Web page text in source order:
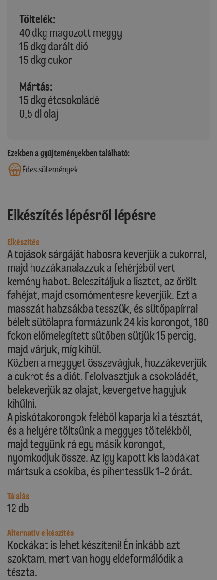
Töltelék:
40 dkg magozott meggy
15 dkg darált dió
15 dkg cukor
Mártás:
15 dkg étcsokoládé
0,5 dl olaj
Ezekben a gyűjteményekben található:
Édes sütemények
Elkészítés lépésről lépésre
Elkészítés
A tojások sárgáját habosra keverjük a cukorral,
majd hozzákanalazzuk a fehérjéből vert
kemény habot. Beleszitáljuk a lisztet, az őrölt
fahéjat, majd csomómentesre keverjük. Ezt a
masszát habzsákba tesszük, és sütőpapírral
bélelt sütőlapra formázunk 24 kis korongot, 180
fokon előmelegített sütőben sütjük 15 percig,
majd várjuk, míg kihűl.
Közben a meggyet összevágjuk, hozzákeverjük
a cukrot és a diót. Felolvasztjuk a csokoládét,
belekeverjük az olajat, kevergetve hagyjuk
kihűlni.
A piskótakorongok feléből kaparja ki a tésztát,
és a helyére töltsünk a meggyes töltelékből,
majd tegyünk rá egy másik korongot,
nyomkodjuk össze. Az így kapott kis labdákat
mártsuk a csokiba, és pihentessük 1-2 órát.
Tálalás
12 db
Alternatív elkészítés
Kockákat is lehet készíteni! Én inkább azt
szoktam, mert van hogy eldeformálódik a
tészta.